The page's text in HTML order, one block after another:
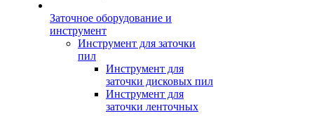
Заточное оборудование и
инструмент
Инструмент для заточки
пил
Инструмент для
заточки дисковых пил
Инструмент для
заточки ленточных